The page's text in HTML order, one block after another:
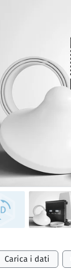
Carica i dati